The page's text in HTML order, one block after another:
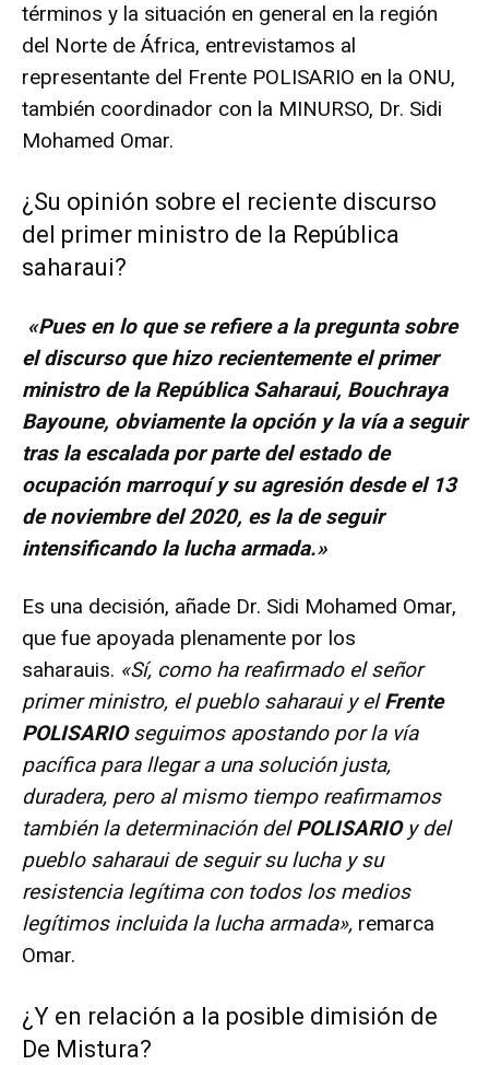
términos y la situación en general en la región
del Norte de África, entrevistamos al
representante del Frente POLISARIO en la ONU,
también coordinador con la MINURSO, Dr. Sidi
Mohamed Omar.
¿Su opinión sobre el reciente discurso
del primer ministro de la República
saharaui?
«Pues en lo que se refiere a la pregunta sobre
el discurso que hizo recientemente el primer
ministro de la República Saharaui, Bouchraya
Bayoune, obviamente la opción y la vía a seguir
tras la escalada por parte del estado de
ocupación marroquí y su agresión desde el 13
de noviembre del 2020, es la de seguir
intensificando la lucha armada.»
Es una decisión, añade Dr. Sidi Mohamed Omar,
que fue apoyada plenamente por los
saharauis. «Sí, como ha reafirmado el señor
primer ministro, el pueblo saharaui y elFrente
POLISARIOseguimos apostando por la vía
pacífica para llegar a una solución justa,
duradera, pero al mismo tiempo reafirmamos
también la determinación delPOLISARIOy del
pueblo saharaui de seguir su lucha y su
resistencia legítima con todos los medios
legítimos incluida la lucha armada», remarca
Omar.
¿Y en relación a la posible dimisión de
De Mistura?